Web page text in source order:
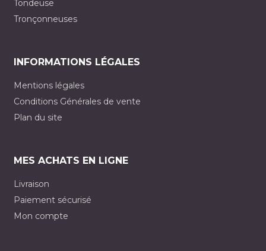
Tondeuse
Tronçonneuses
INFORMATIONS LÉGALES
Mentions légales
Conditions Générales de vente
Plan du site
MES ACHATS EN LIGNE
Livraison
Paiement sécurisé
Mon compte